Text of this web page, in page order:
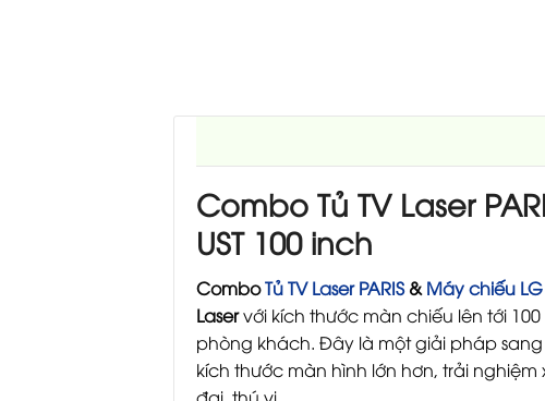
Combo Tủ TV Laser
UST 100 inch
ComboTủ TV Laser PARIS&Máy chiếu LG
Laservới kích thước màn chiếu lên tới
phòng khách. Đây là một giải pháp
kích thước màn hình lớn hơn, trải